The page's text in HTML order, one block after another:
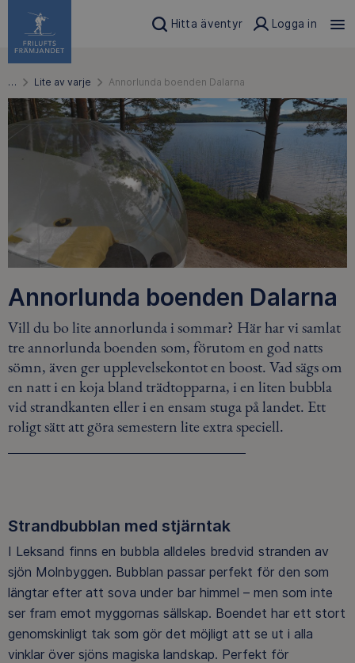
Hitta äventyr Logga in
… Lite av varje Annorlunda boenden Dalarna
Annorlunda boenden Dalarna
Vill du bo lite annorlunda i sommar? Här har vi samlat
tre annorlunda boenden som, förutom en god natts
sömn, även ger upplevelsekontot en boost. Vad sägs om
en natt i en koja bland trädtopparna, i en liten bubbla
vid strandkanten eller i en ensam stuga på landet. Ett
roligt sätt att göra semestern lite extra speciell.
Strandbubblan med stjärntak
I Leksand finns en bubbla alldeles bredvid stranden av
sjön Molnbyggen. Bubblan passar perfekt för den som
längtar efter att sova under bar himmel – men som inte
ser fram emot myggornas sällskap. Boendet har ett stort
genomskinligt tak som gör det möjligt att se ut i alla
vinklar över sjöns magiska landskap. Perfekt för